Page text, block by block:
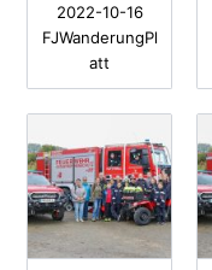
2022-10-16
FJWanderungPl
att